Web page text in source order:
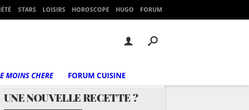
STARS LOISIRS HOROSCOPE HUGO FORUM
MOINS CHERE FORUM CUISINE
UNE NOUVELLE RECETTE ?